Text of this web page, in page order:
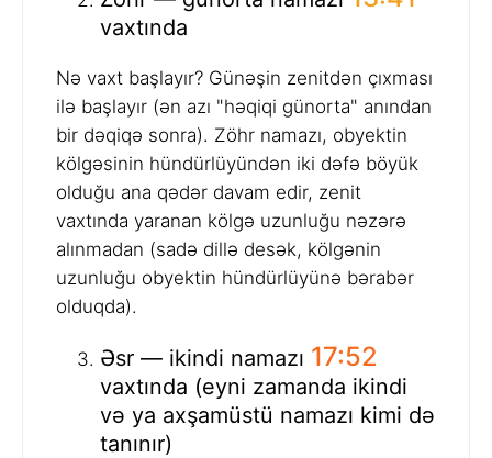
vaxtında
Nə vaxt başlayır? Günəşin zenitdən çıxması
ilə başlayır (ən azı "həqiqi günorta" anından
bir dəqiqə sonra). Zöhr namazı, obyektin
kölgəsinin hündürlüyündən iki dəfə böyük
olduğu ana qədər davam edir, zenit
vaxtında yaranan kölgə uzunluğu nəzərə
alınmadan (sadə dillə desək, kölgənin
uzunluğu obyektin hündürlüyünə bərabər
olduqda).
Əsr — ikindi namazı 17:52
vaxtında (eyni zamanda ikindi
və ya axşamüstü namazı kimi də
tanınır)